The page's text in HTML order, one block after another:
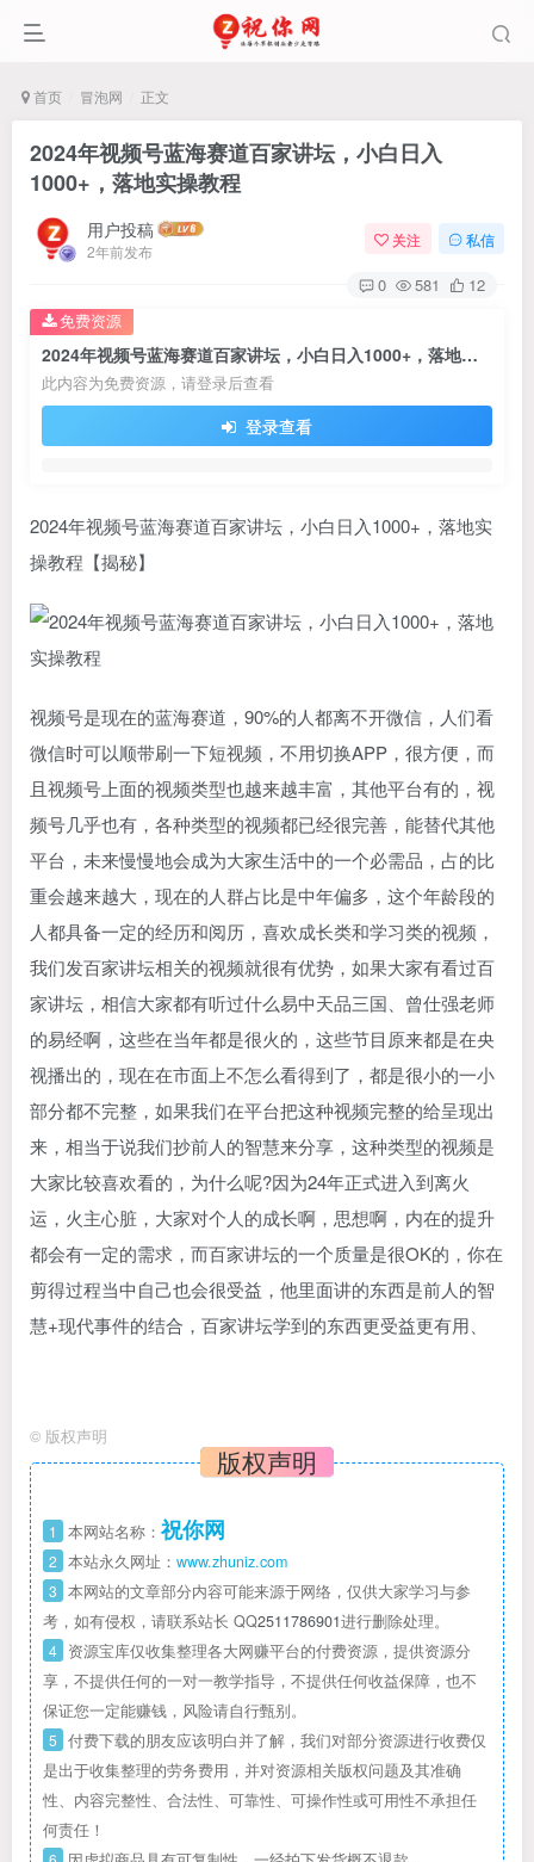
首页 冒泡网 正文
2024年视频号蓝海赛道百家讲坛，小白日入
1000+，落地实操教程
用户投稿
2年前发布
关注 私信
0 581 12
2024年视频号蓝海赛道百家讲坛，小白日入1000+，落地实操教程
此内容为免费资源，请登录后查看
登录查看
免费资源
2024年视频号蓝海赛道百家讲坛，小白日入1000+，落地实
操教程【揭秘】
视频号是现在的蓝海赛道，90%的人都离不开微信，人们看
微信时可以顺带刷一下短视频，不用切换APP，很方便，而
且视频号上面的视频类型也越来越丰富，其他平台有的，视
频号几乎也有，各种类型的视频都已经很完善，能替代其他
平台，未来慢慢地会成为大家生活中的一个必需品，占的比
重会越来越大，现在的人群占比是中年偏多，这个年龄段的
人都具备一定的经历和阅历，喜欢成长类和学习类的视频，
我们发百家讲坛相关的视频就很有优势，如果大家有看过百
家讲坛，相信大家都有听过什么易中天品三国、曾仕强老师
的易经啊，这些在当年都是很火的，这些节目原来都是在央
视播出的，现在在市面上不怎么看得到了，都是很小的一小
部分都不完整，如果我们在平台把这种视频完整的给呈现出
来，相当于说我们抄前人的智慧来分享，这种类型的视频是
大家比较喜欢看的，为什么呢?因为24年正式进入到离火
运，火主心脏，大家对个人的成长啊，思想啊，内在的提升
都会有一定的需求，而百家讲坛的一个质量是很OK的，你在
剪得过程当中自己也会很受益，他里面讲的东西是前人的智
慧+现代事件的结合，百家讲坛学到的东西更受益更有用、
© 版权声明
版权声明
1 本网站名称： 祝你网
2 本站永久网址： www.zhuniz.com
3 本网站的文章部分内容可能来源于网络，仅供大家学习与参
考，如有侵权，请联系站长 QQ2511786901进行删除处理。
4 资源宝库仅收集整理各大网赚平台的付费资源，提供资源分
享，不提供任何的一对一教学指导，不提供任何收益保障，也不
保证您一定能赚钱，风险请自行甄别。
5 付费下载的朋友应该明白并了解，我们对部分资源进行收费仅
是出于收集整理的劳务费用，并对资源相关版权问题及其准确
性、内容完整性、合法性、可靠性、可操作性或可用性不承担任
何责任！